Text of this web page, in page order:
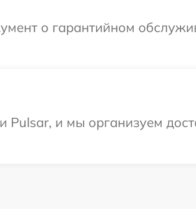
о гарантийном
и мы организуем